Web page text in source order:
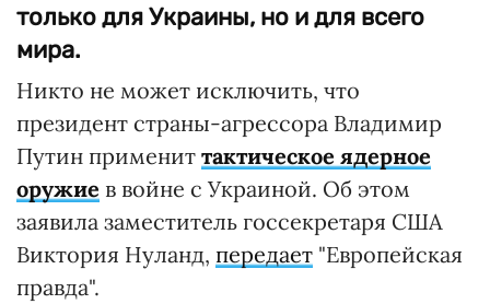
только для Украины, но и для всего
мира.
Никто не может исключить, что
президент страны-агрессора Владимир
Путин применит тактическое ядерное
оружие в войне с Украиной. Об этом
заявила заместитель госсекретаря США
Виктория Нуланд, передает "Европейская
правда".